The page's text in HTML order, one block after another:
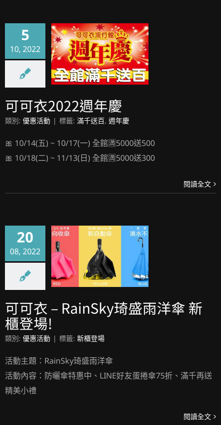
5
10, 2022
可可衣2022週年慶
類別: 優惠活動 | 標籤: 滿千送百, 週年慶
🎀 10/14(五) ~ 10/17(一) 全館🈵5000送500
🎀 10/18(二) ~ 11/13(日) 全館🈵5000送300
閱讀全文
20
08, 2022
可可衣 – RainSky琦盛雨洋傘 新
櫃登場!
類別: 優惠活動 | 標籤: 新櫃登場
活動主題：RainSky琦盛雨洋傘
活動內容：防曬傘特惠中、LINE好友蛋捲傘75折、滿千再送
精美小禮
閱讀全文